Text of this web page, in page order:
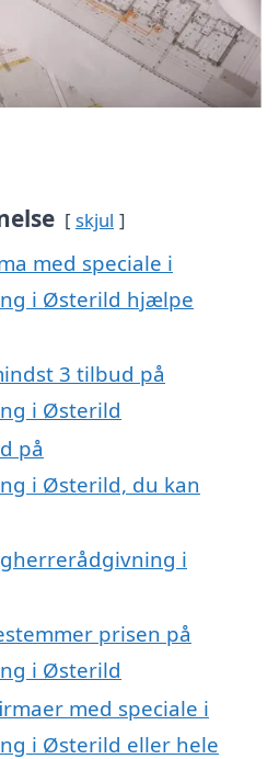
skjul
med speciale i
i Østerild hjælpe
3 tilbud på
i Østerild
på
i Østerild, du kan
i
prisen på
i Østerild
med speciale i
i Østerild eller hele